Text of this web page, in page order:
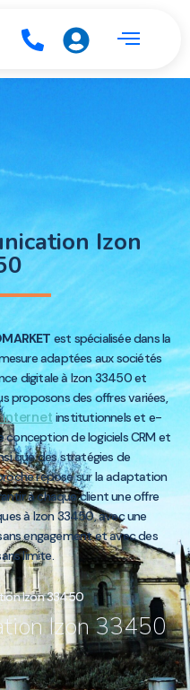
Izon
est spécialisée dans la
adaptées aux sociétés
digitale à Izon 33450 et
proposons des offres variées,
institutionnels et e-
conception de logiciels CRM et
que des stratégies de
repose sur la adaptation
à chaque client une offre
à Izon 33450, avec une
engagement et avec des
limite.
Izon 33450
Izon 33450